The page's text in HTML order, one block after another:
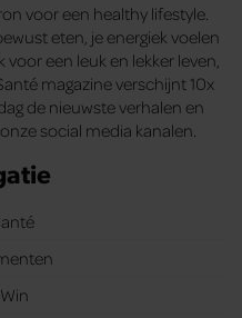
voor een healthy lifestyle.
eten, je energiek voelen
een leuk en lekker leven,
magazine verschijnt 10x
de nieuwste verhalen en
social media kanalen.